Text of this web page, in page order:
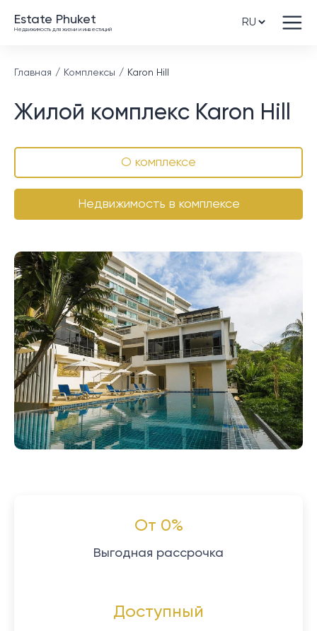
Estate Phuket
Недвижимость для жизни и инвестиций
Главная Комплексы Karon Hill
Жилой комплекс Karon Hill
О комплексе
Недвижимость в комплексе
От 0%
Выгодная рассрочка
Доступный